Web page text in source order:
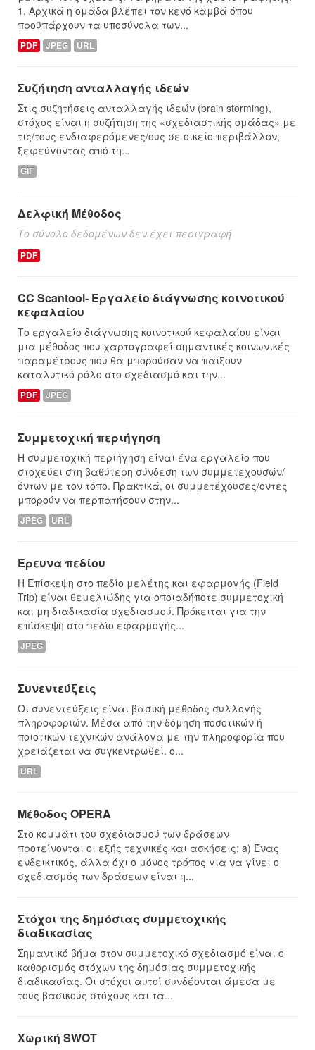
1. Αρχικά η ομάδα βλέπει τον κενό καμβά όπου
προϋπάρχουν τα υποσύνολα των...
PDF JPEG URL
Συζήτηση ανταλλαγής ιδεών
Στις συζητήσεις ανταλλαγής ιδεών (brain storming),
στόχος είναι η συζήτηση της «σχεδιαστικής ομάδας» με
τις/τους ενδιαφερόμενες/ους σε οικείο περιβάλλον,
ξεφεύγοντας από τη...
GIF
Δελφική Μέθοδος
Το σύνολο δεδομένων δεν έχει περιγραφή
PDF
CC Scantool- Εργαλείο διάγνωσης κοινοτικού
κεφαλαίου
Το εργαλείο διάγνωσης κοινοτικού κεφαλαίου είναι
μια μέθοδος που χαρτογραφεί σημαντικές κοινωνικές
παραμέτρους που θα μπορούσαν να παίξουν
καταλυτικό ρόλο στο σχεδιασμό και την...
PDF JPEG
Συμμετοχική περιήγηση
Η συμμετοχική περιήγηση είναι ένα εργαλείο που
στοχεύει στη βαθύτερη σύνδεση των συμμετεχoυσών/
όντων με τον τόπο. Πρακτικά, οι συμμετέχουσες/οντες
μπορούν να περπατήσουν στην...
JPEG URL
Έρευνα πεδίου
Η Επίσκεψη στο πεδίο μελέτης και εφαρμογής (Field
Trip) είναι θεμελιώδης για οποιαδήποτε συμμετοχική
και μη διαδικασία σχεδιασμού. Πρόκειται για την
επίσκεψη στο πεδίο εφαρμογής...
JPEG
Συνεντεύξεις
Οι συνεντεύξεις είναι βασική μέθοδος συλλογής
πληροφοριών. Μέσα από την δόμηση ποσοτικών ή
ποιοτικών τεχνικών ανάλογα με την πληροφορία που
χρειάζεται να συγκεντρωθεί. o...
URL
Μέθοδος OPERA
Στο κομμάτι του σχεδιασμού των δράσεων
προτείνονται οι εξής τεχνικές και ασκήσεις: a) Ένας
ενδεικτικός, άλλα όχι ο μόνος τρόπος για να γίνει ο
σχεδιασμός των δράσεων είναι η...
Στόχοι της δημόσιας συμμετοχικής
διαδικασίας
Σημαντικό βήμα στον συμμετοχικό σχεδιασμό είναι ο
καθορισμός στόχων της δημόσιας συμμετοχικής
διαδικασίας. Οι στόχοι αυτοί συνδέονται άμεσα με
τους βασικούς στόχους και τα...
Χωρική SWOT